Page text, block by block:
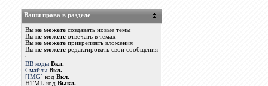
Ваши права в разделе
Вы не можетесоздавать новые темы
Вы не можетеотвечать в темах
Вы не можетеприкреплять вложения
Вы не можетередактировать свои сообщения
BB коды Вкл.
Смайлы Вкл.
[IMG] код Вкл.
HTML код Выкл.